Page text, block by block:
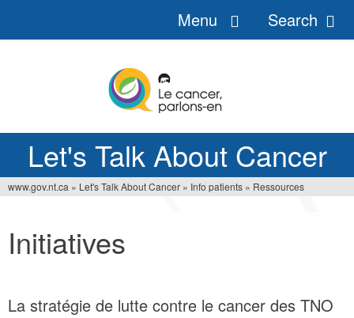
Let's Talk About Cancer
Menu Search
are
here
www.gov.nt.ca » Let's Talk About Cancer » Info patients » Ressources
Initiatives
La stratégie de lutte contre le cancer des TNO